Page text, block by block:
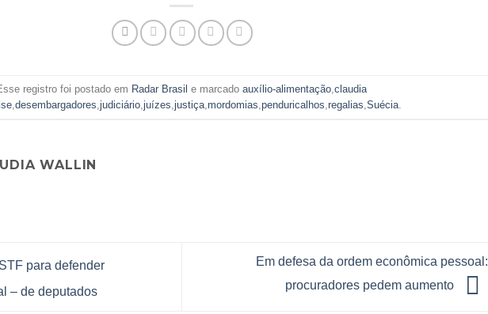
registro foi postado em Radar Brasil e marcadoauxílio-alimentação ,claudia
,desembargadores ,judiciário ,juízes ,justiça ,mordomias ,penduricalhos ,regalias ,Suécia
WALLIN
para defender
– de deputados
Em defesa da ordem econômica pessoal:
procuradores pedem aumento